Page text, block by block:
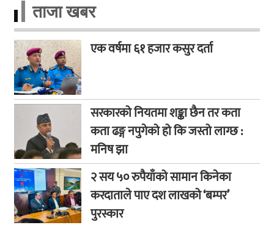
ताजा खबर
एक वर्षमा ६१ हजार कसुर दर्ता
सरकारको नियतमा शङ्का छैन तर कता
कता ढङ्ग नपुगेको हो कि जस्तो लाग्छ :
मनिष झा
२ सय ५० रुपैयाँको सामान किनेका
करदाताले पाए दश लाखको ‘बम्पर’
पुरस्कार